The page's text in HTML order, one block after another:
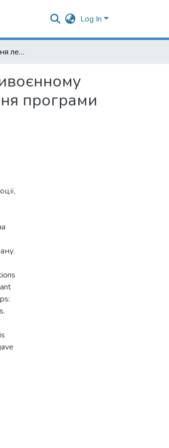
Log In
Частотність уживання лексем на позначення емоцій у антивоєнному романі Е. М. Ремарка "Три товариші" (приклад використання програми Voyant Tools)
програми